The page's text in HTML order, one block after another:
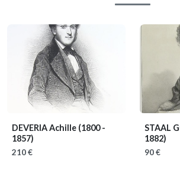
DEVERIA Achille (1800 -
1857)
210 €
STAAL
1882)
90 €